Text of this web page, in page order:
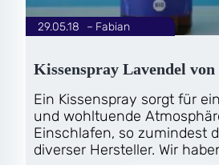
Kissenspray Lavendel
Fabian
29.05.18
Ein Kissenspray sorgt für
und wohltuende
Einschlafen, so zumindest
diverser Hersteller. Wir